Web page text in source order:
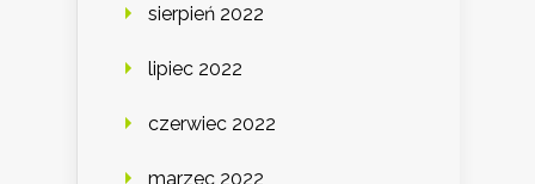
sierpień 2022
lipiec 2022
czerwiec 2022
marzec 2022